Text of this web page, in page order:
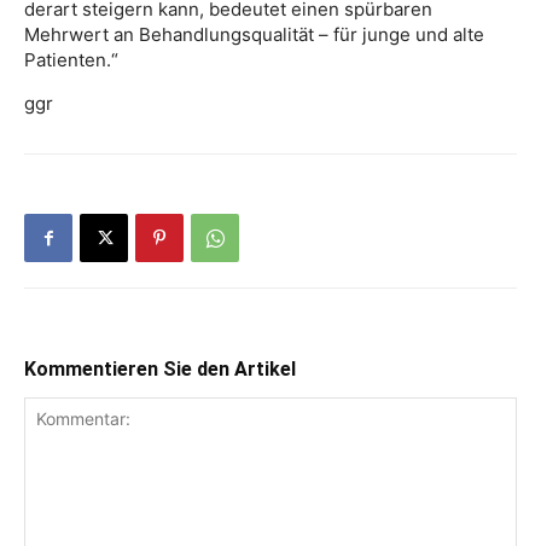
derart steigern kann, bedeutet einen spürbaren
Mehrwert an Behandlungsqualität – für junge und alte
Patienten.“
ggr
Kommentieren Sie den Artikel